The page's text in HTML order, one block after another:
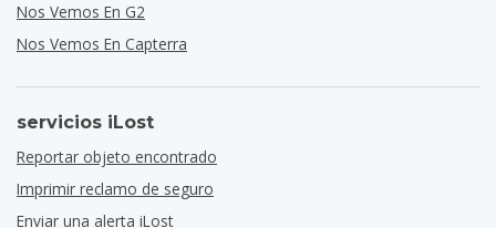
Nos Vemos En G2
Nos Vemos En Capterra
servicios iLost
Reportar objeto encontrado
Imprimir reclamo de seguro
Enviar una alerta iLost